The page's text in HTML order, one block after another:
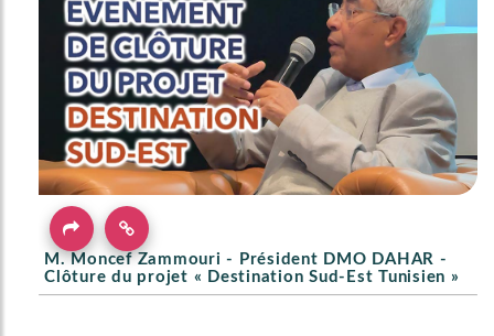
M. Moncef Zammouri - Président DMO DAHAR -
Clôture du projet « Destination Sud-Est Tunisien »